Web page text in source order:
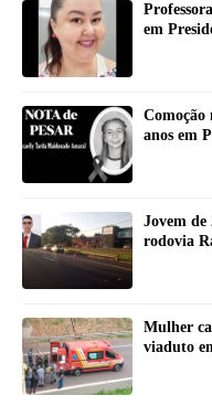
em
Comoção
anos em
Jovem de
rodovia
Mulher
viaduto